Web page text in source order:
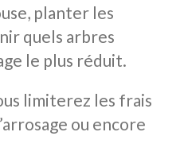
planter les
quels arbres
le plus réduit.
limiterez les frais
ou encore